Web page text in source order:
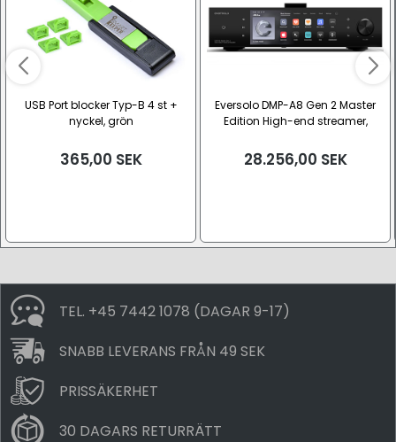
USB Port blocker Typ-B 4 st +
nyckel, grön
365,00 SEK
Eversolo DMP-A8 Gen 2 Master
Edition High-end streamer,
28.256,00 SEK
TEL. +45 7442 1078 (DAGAR 9-17)
SNABB LEVERANS FRÅN 49 SEK
PRISSÄKERHET
30 DAGARS RETURRÄTT